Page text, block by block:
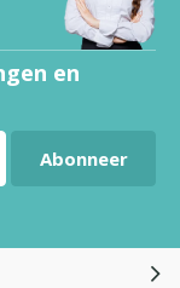
en
Abonneer